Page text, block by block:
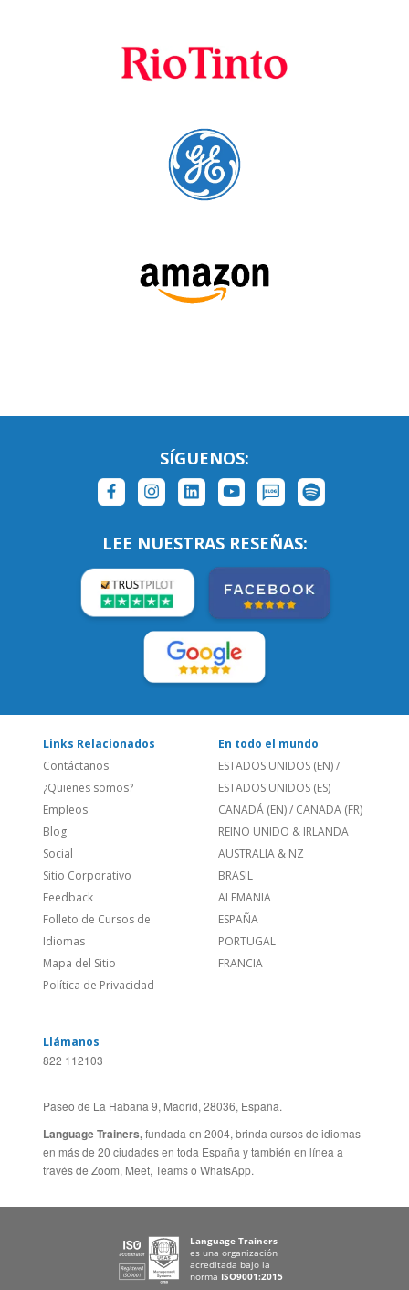
SÍGUENOS:
LEE NUESTRAS RESEÑAS:
Links Relacionados
Contáctanos
¿Quienes somos?
Empleos
Blog
Social
Sitio Corporativo
Feedback
Folleto de Cursos de
Idiomas
Mapa del Sitio
En todo el mundo
ESTADOS UNIDOS (EN)
ESTADOS UNIDOS (ES)
CANADÁ (EN)/CANADA (FR)
REINO UNIDO & IRLANDA
AUSTRALIA & NZ
BRASIL
ALEMANIA
ESPAÑA
PORTUGAL
Llámanos
Paseo de La Habana 9, Madrid, 28036, España.
Language Trainers,fundada en 2004, brinda cursos de idiomas
en más de 20 ciudades en toda España y también en línea a